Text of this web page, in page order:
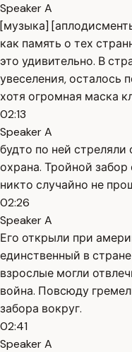
Speaker A
[музыка]
как память о тех
это удивительно. В
увеселения, осталось
хотя огромная маска
02:13
Speaker A
будто по ней
охрана. Тройной
никто случайно не
02:26
Speaker A
Его открыли при
единственный в
взрослые могли
война. Повсюду
забора вокруг.
02:41
Speaker A